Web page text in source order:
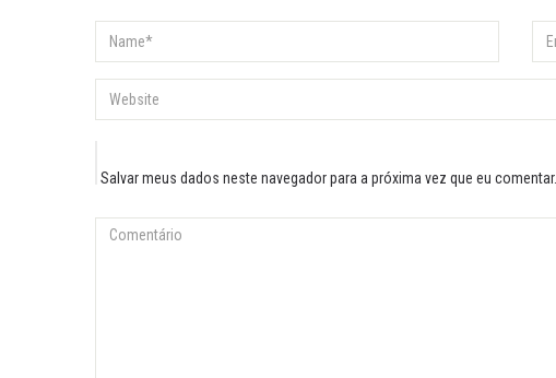
Salvar meus dados neste navegador para a próxima vez que eu comentar.